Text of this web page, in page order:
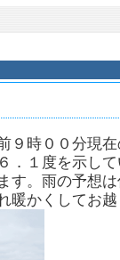
９時００分現
．１度を示して
す。雨の予想
かくしてお越